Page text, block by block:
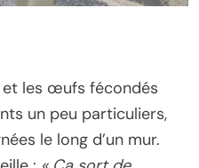
et les œufs fécondés
un peu particuliers,
le long d’un mur.